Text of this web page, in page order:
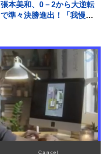
張本美和、0－2から大逆転
で準々決勝進出！「我慢す
入り【卓球・WTT横浜】